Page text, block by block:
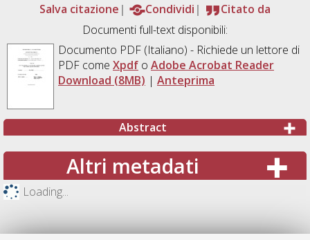
Salva citazione
Condividi
Citato da
Documenti full-text disponibili:
Documento PDF(Italiano) - Richiede un lettore di
PDF come Xpdfo Adobe Acrobat Reader
Download (8MB) | Anteprima
Abstract
Altri metadati
Loading...